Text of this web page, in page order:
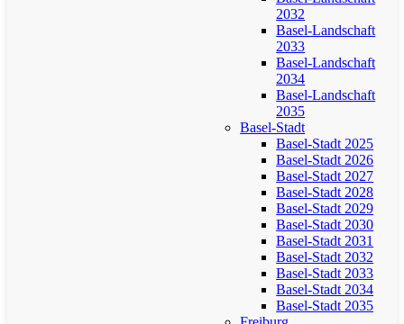
2032
Basel-Landschaft
2033
Basel-Landschaft
2034
Basel-Landschaft
2035
Basel-Stadt
Basel-Stadt 2025
Basel-Stadt 2026
Basel-Stadt 2027
Basel-Stadt 2028
Basel-Stadt 2029
Basel-Stadt 2030
Basel-Stadt 2031
Basel-Stadt 2032
Basel-Stadt 2033
Basel-Stadt 2034
Basel-Stadt 2035